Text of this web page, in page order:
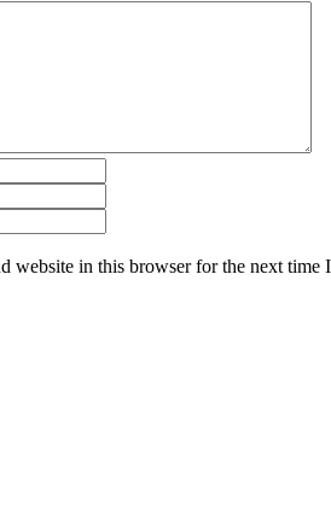
website in this browser for the next time I